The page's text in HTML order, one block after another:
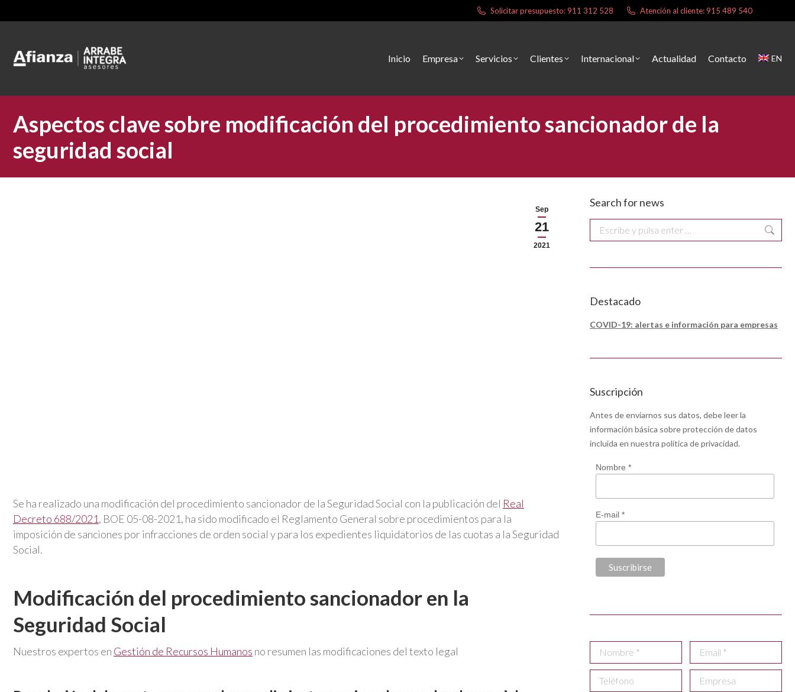
Solicitar presupuesto: 911 312 528 Atención al cliente: 915 489 540
Inicio Empresa Servicios Clientes Internacional Actualidad Contacto EN
Aspectos clave sobre modificación del procedimiento sancionador de la
seguridad social
Sep
21
2021
Se ha realizado una modificación del procedimiento sancionador de la Seguridad Social con la publicación del Real
Decreto 688/2021, BOE 05-08-2021, ha sido modificado el Reglamento General sobre procedimientos para la
imposición de sanciones por infracciones de orden social y para los expedientes liquidatorios de las cuotas a la Seguridad
Social.
Modificación del procedimiento sancionador en la
Seguridad Social
Nuestros expertos en Gestión de Recursos Humanos no resumen las modificaciones del texto legal
Search for news
Buscar:
Destacado
COVID-19: alertas e información para empresas
Suscripción
Antes de enviarnos sus datos, debe leer la
información básica sobre protección de datos
incluida en nuestra política de privacidad.
Nombre *
E-mail *